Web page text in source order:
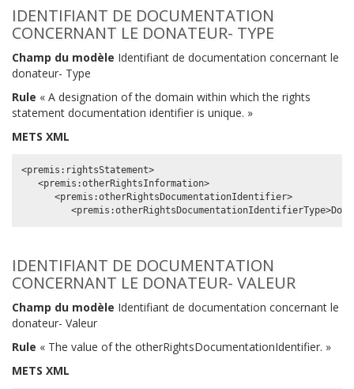
IDENTIFIANT DE DOCUMENTATION
CONCERNANT LE DONATEUR- TYPE
Champ du modèle Identifiant de documentation concernant le
donateur- Type
Rule « A designation of the domain within which the rights
statement documentation identifier is unique. »
METS XML
<premis:rightsStatement>
   <premis:otherRightsInformation>
      <premis:otherRightsDocumentationIdentifier>
IDENTIFIANT DE DOCUMENTATION
CONCERNANT LE DONATEUR- VALEUR
Champ du modèle Identifiant de documentation concernant le
donateur- Valeur
Rule « The value of the otherRightsDocumentationIdentifier. »
METS XML